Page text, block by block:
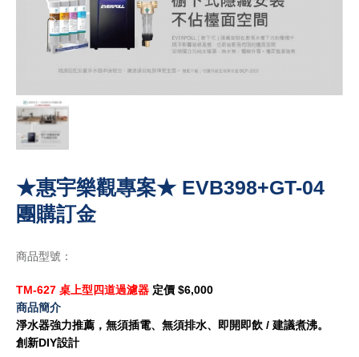
★惠宇樂觀專案★ EVB398+GT-04
團購訂金
商品型號：
TM-627 桌上型四道過濾器 定價 $6,000
商品簡介
淨水器強力推薦，無須插電、無須排水、即開即飲 / 建議煮沸。
創新DIY設計